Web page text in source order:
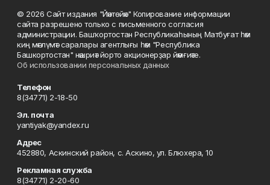
© 2026 Сайт издания "Йәнтөйәк" Копирование информации
сайта разрешено только с письменного согласия
администрации. Башҡортостан Республикаһының Матбуғат һәм
киң мәғлүмәт саралары агентлығы һәм "Республика
Башкортостан" нәшриәт йорто акционерҙар йәмғиәте.
Об использовании персональных данных
Телефон
8(34771) 2-18-50
Эл. почта
yantiyak@yandex.ru
Адрес
452880, Аскинский район, с. Аскино, ул. Блюхера, 10
Рекламная служба
8(34771) 2-20-60